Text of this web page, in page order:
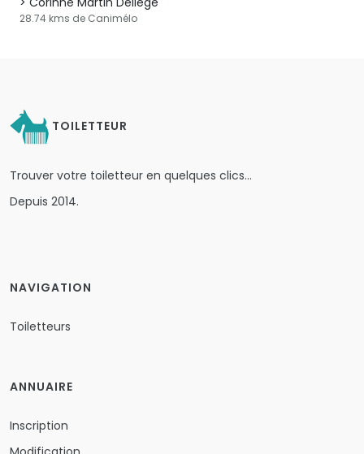
28.74 kms de Canimélo
TOILETTEUR
Trouver votre toiletteur en quelques clics…
Depuis 2014.
NAVIGATION
Toiletteurs
ANNUAIRE
Inscription